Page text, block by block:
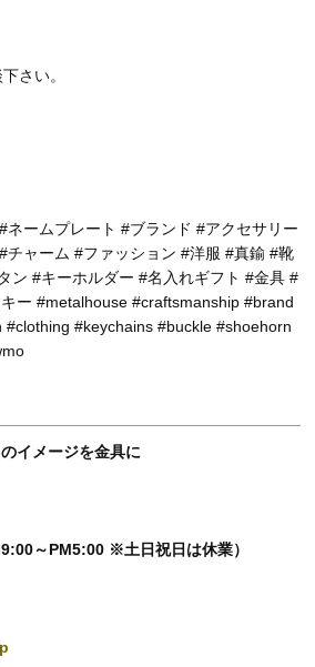
さい。
ネームプレート #ブランド #アクセサリー
チャーム #ファッション #洋服 #真鍮 #靴
ン #キーホルダー #名入れギフト #金具 #
ー #metalhouse #craftsmanship #brand
#keychains #buckle #shoehorn
イメージを金具に
～PM5:00 ※土日祝日は休業）